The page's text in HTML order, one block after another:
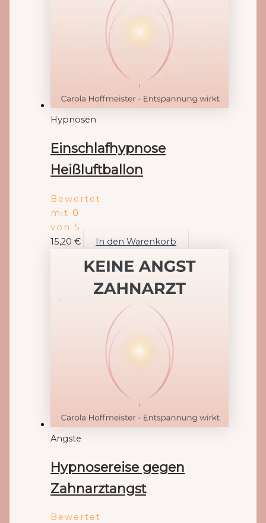
Hypnosen
Einschlafhypnose
Heißluftballon
Bewertet
mit 0
von 5
15,20€ In den Warenkorb
Ängste
Hypnosereise gegen
Zahnarztangst
Bewertet